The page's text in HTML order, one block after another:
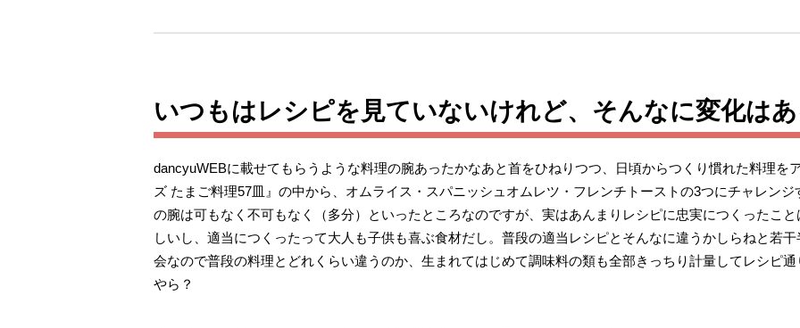
いつもはレシピを見ていないけれど、そんなに変化は
dancyuWEBに載せてもらうような料理の腕あったかなあと首をひねりつつ、日頃からつくり慣れた料理を
ズ たまご料理57皿』の中から、オムライス・スパニッシュオムレツ・フレンチトーストの3つにチャレン
の腕は可もなく不可もなく（多分）といったところなのですが、実はあんまりレシピに忠実につくったこ
しいし、適当につくったって大人も子供も喜ぶ食材だし。普段の適当レシピとそんなに違うかしらねと若
会なので普段の料理とどれくらい違うのか、生まれてはじめて調味料の類も全部きっちり計量してレシピ
やら？